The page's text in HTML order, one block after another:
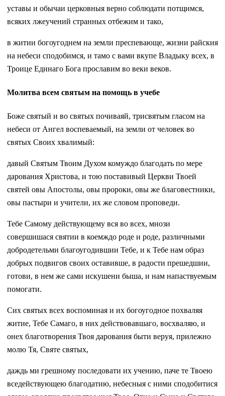
уставы и обычаи церковныя верно соблюдати потщимся,
всяких лжеучений странных отбежим и тако,
в житии богоугоднем на земли преспевающе, жизни райския
на небеси сподобимся, и тамо с вами вкупе Владыку всех, в
Троице Единаго Бога прославим во веки веков.
Молитва всем святым на помощь в учебе
Боже святый и во святых почиваяй, трисвятым гласом на
небеси от Ангел воспеваемый, на земли от человек во
святых Своих хвалимый:
давый Святым Твоим Духом комуждо благодать по мере
дарования Христова, и тою поставивый Церкви Твоей
святей овы Апостолы, овы пророки, овы же благовестники,
овы пастыри и учители, их же словом проповеди.
Тебе Самому действующему вся во всех, мнози
совершишася святии в коемждо роде и роде, различными
добродетельми благоугодившии Тебе, и к Тебе нам образ
добрых подвигов своих оставивше, в радости прешедшии,
готови, в нем же сами искушени быша, и нам напаствуемым
помогати.
Сих святых всех воспоминая и их богоугодное похваляя
житие, Тебе Самаго, в них действовавшаго, восхваляю, и
онех благотворения Твоя дарования быти веруя, прилежно
молю Тя, Святе святых,
даждь ми грешному последовати их учению, паче те Твоею
вседействующею благодатию, небесныя с ними сподобитися